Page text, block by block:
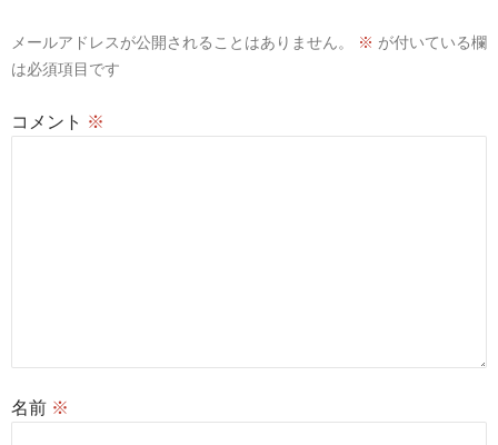
ョ
メールアドレスが公開されることはありません。 ※ が付いている欄
は必須項目です
コメント ※
名前 ※